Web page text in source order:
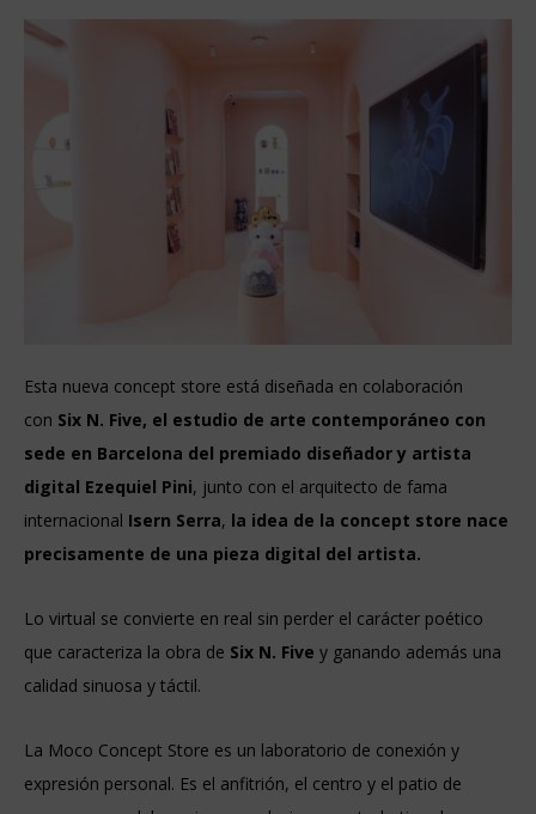
Esta nueva concept store está diseñada en colaboración
con Six N. Five, el estudio de arte contemporáneo con
sede en Barcelona del premiado diseñador y artista
digital Ezequiel Pini, junto con el arquitecto de fama
internacional Isern Serra, la idea de la concept store nace
precisamente de una pieza digital del artista.
Lo virtual se convierte en real sin perder el carácter poético
que caracteriza la obra de Six N. Five y ganando además una
calidad sinuosa y táctil.
La Moco Concept Store es un laboratorio de conexión y
expresión personal. Es el anfitrión, el centro y el patio de